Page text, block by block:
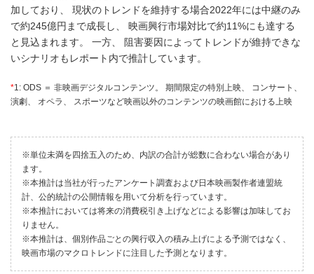
加しており、 現状のトレンドを維持する場合2022年には中継のみ
で約245億円まで成長し、 映画興行市場対比で約11%にも達する
と見込まれます。 一方、 阻害要因によってトレンドが維持できな
いシナリオもレポート内で推計しています。
*1: ODS ＝ 非映画デジタルコンテンツ。 期間限定の特別上映、 コンサート、
演劇、 オペラ、 スポーツなど映画以外のコンテンツの映画館における上映
※単位未満を四捨五入のため、内訳の合計が総数に合わない場合があり
ます。
※本推計は当社が行ったアンケート調査および日本映画製作者連盟統
計、公的統計の公開情報を用いて分析を行っています。
※本推計においては将来の消費税引き上げなどによる影響は加味してお
りません。
※本推計は、個別作品ごとの興行収入の積み上げによる予測ではなく、
映画市場のマクロトレンドに注目した予測となります。